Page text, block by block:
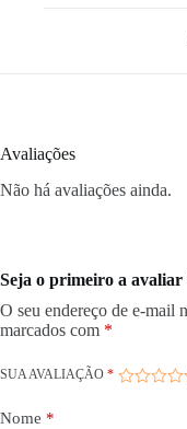
Avaliações
Não há avaliações ainda.
Seja o primeiro a
O seu endereço de e-mail
marcados com *
SUA AVALIAÇÃO *
Nome *